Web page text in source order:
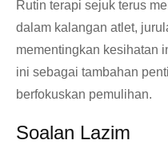
Rutin terapi sejuk terus
dalam kalangan atlet,
mementingkan kesihatan
ini sebagai tambahan
berfokuskan pemulihan.
Soalan Lazim